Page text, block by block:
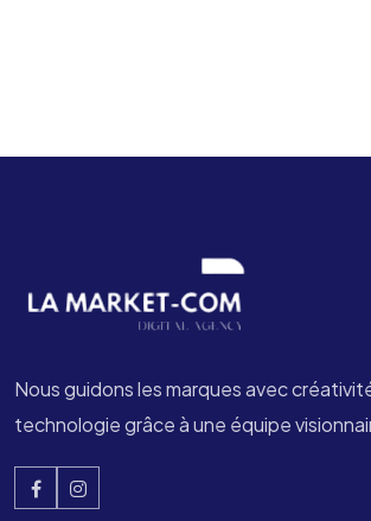
Nous guidons les marques avec
technologie grâce à une équipe